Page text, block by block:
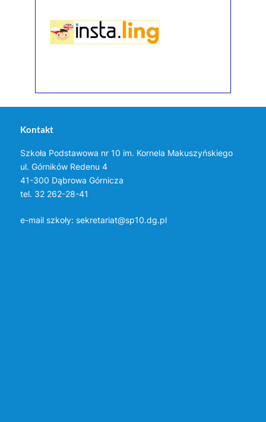
Kontakt
Szkoła Podstawowa nr 10 im. Kornela Makuszyńskiego
ul. Górników Redenu 4
41-300 Dąbrowa Górnicza
tel. 32 262-28-41
e-mail szkoły: sekretariat@sp10.dg.pl